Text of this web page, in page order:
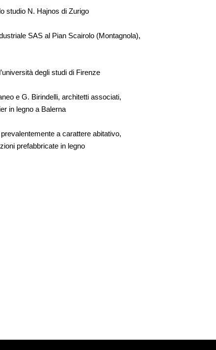
studio N. Hajnos di Zurigo
SAS al Pian Scairolo (Montagnola),
degli studi di Firenze
e G. Birindelli, architetti associati,
in legno a Balerna
a carattere abitativo,
prefabbricate in legno